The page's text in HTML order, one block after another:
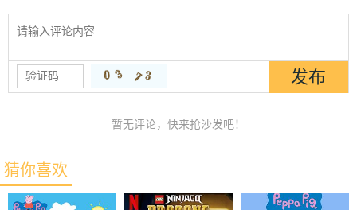
暂无评论，快来抢沙发吧！
猜你喜欢